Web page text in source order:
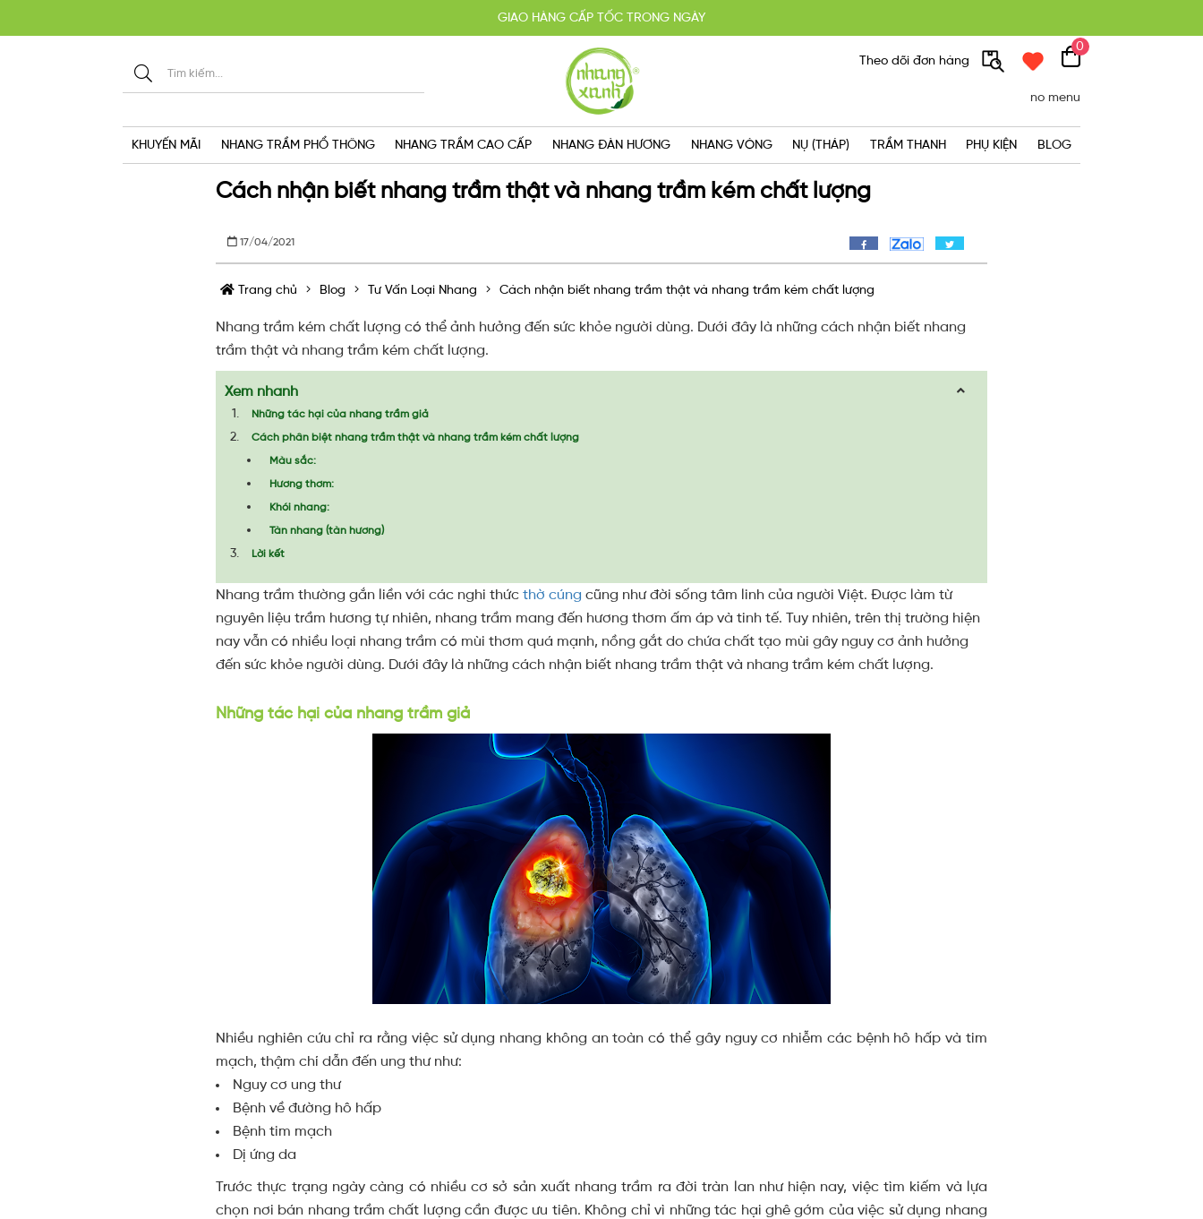
HOÀN TIỀN 100% KHI SẢN PHẨM KHÔNG ĐÚNG CAM KẾT
KHUYẾN MÃI MUA 2 TẶNG 1, MIỄN PHÍ GIAO HÀNG SG VỚI HÓA ĐƠN TRÊN 300K
GIAO HÀNG CẤP TỐC TRONG NGÀY
Theo dõi đơn hàng
0
no menu
KHUYẾN MÃI NHANG TRẦM PHỔ THÔNG NHANG TRẦM CAO CẤP NHANG ĐÀN HƯƠNG NHANG VÒNG NỤ (THÁP) TRẦM THANH PHỤ KIỆN BLOG
Cách nhận biết nhang trầm thật và nhang trầm kém chất lượng
17/04/2021
Trang chủ Blog Tư Vấn Loại Nhang Cách nhận biết nhang trầm thật và nhang trầm kém chất lượng
Nhang trầm kém chất lượng có thể ảnh hưởng đến sức khỏe người dùng. Dưới đây là những cách nhận biết nhang
trầm thật và nhang trầm kém chất lượng.
Xem nhanh
Những tác hại của nhang trầm giả
Cách phân biệt nhang trầm thật và nhang trầm kém chất lượng
Màu sắc:
Hương thơm:
Khói nhang:
Tàn nhang (tàn hương)
Lời kết
Nhang trầm thường gắn liền với các nghi thức thờ cúng cũng như đời sống tâm linh của người Việt. Được làm từ
nguyên liệu trầm hương tự nhiên, nhang trầm mang đến hương thơm ấm áp và tinh tế. Tuy nhiên, trên thị trường hiện
nay vẫn có nhiều loại nhang trầm có mùi thơm quá mạnh, nồng gắt do chứa chất tạo mùi gây nguy cơ ảnh hưởng
đến sức khỏe người dùng. Dưới đây là những cách nhận biết nhang trầm thật và nhang trầm kém chất lượng.
Những tác hại của nhang trầm giả
Nhiều nghiên cứu chỉ ra rằng việc sử dụng nhang không an toàn có thể gây nguy cơ nhiễm các bệnh hô hấp và tim
mạch, thậm chí dẫn đến ung thư như:
Nguy cơ ung thư
Bệnh về đường hô hấp
Bệnh tim mạch
Dị ứng da
Trước thực trạng ngày càng có nhiều cơ sở sản xuất nhang trầm ra đời tràn lan như hiện nay, việc tìm kiếm và lựa
chọn nơi bán nhang trầm chất lượng cần được ưu tiên. Không chỉ vì những tác hại ghê gớm của việc sử dụng nhang